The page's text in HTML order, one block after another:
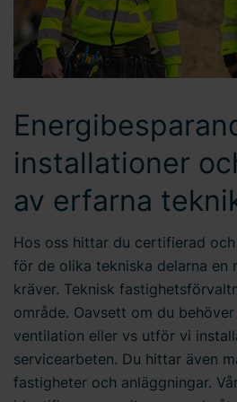
installationer
av erfarna
Hos oss hittar du certifierad
för de olika tekniska delarna en
kräver. Teknisk
område. Oavsett om du
ventilation eller vs utför vi
servicearbeten. Du hittar även
fastigheter och anläggningar.